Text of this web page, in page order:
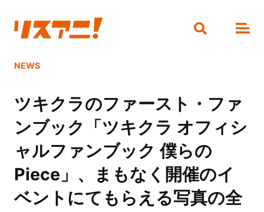
NEWS
ツキクラのファースト・ファ
ンブック「ツキクラ オフィシ
ャルファンブック 僕らの
Piece」、まもなく開催のイ
ベントにてもらえる写真の全